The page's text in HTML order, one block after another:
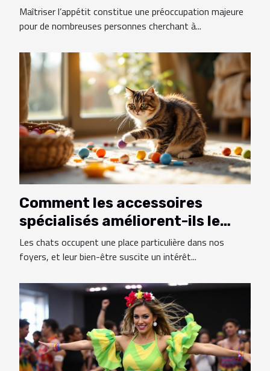
Maîtriser l’appétit constitue une préoccupation majeure
pour de nombreuses personnes cherchant à...
Comment les accessoires
spécialisés améliorent-ils le
bien-être des chats ?
Les chats occupent une place particulière dans nos
foyers, et leur bien-être suscite un intérêt...